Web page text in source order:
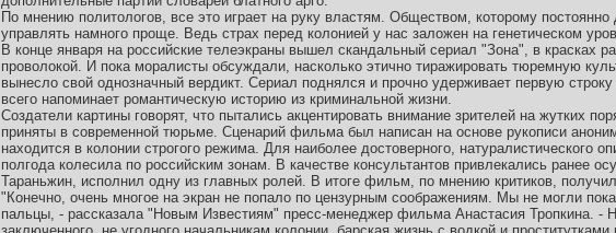
По мнению политологов, все это играет на руку властям. Обществом, которому
управлять намного проще. Ведь страх перед колонией у нас заложен на генетическом
В конце января на российские телеэкраны вышел скандальный сериал "Зона", в красках
проволокой. И пока моралисты обсуждали, насколько этично тиражировать тюремную
вынесло свой однозначный вердикт. Сериал поднялся и прочно удерживает первую
всего напоминает романтическую историю из криминальной жизни.
Создатели картины говорят, что пытались акцентировать внимание зрителей на жутких
приняты в современной тюрьме. Сценарий фильма был написан на основе рукописи
находится в колонии строгого режима. Для наиболее достоверного, натуралистического
полгода колесила по российским зонам. В качестве консультантов привлекались ранее
Тараньжин, исполнил одну из главных ролей. В итоге фильм, по мнению критиков,
"Конечно, очень многое на экран не попало по цензурным соображениям. Мы не могли
пальцы, - рассказала "Новым Известиям" пресс-менеджер фильма Анастасия Тропкина. -